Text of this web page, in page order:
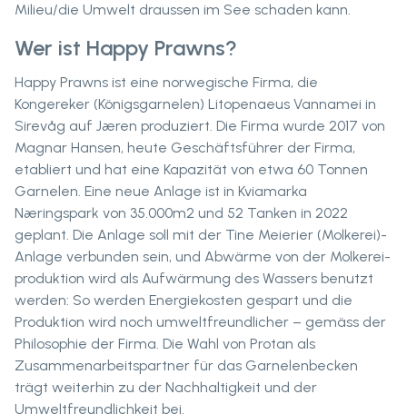
Milieu/die Umwelt draussen im See schaden kann.
Wer ist Happy Prawns?
Happy Prawns ist eine norwegische Firma, die
Kongereker (Königsgarnelen) Litopenaeus Vannamei in
Sirevåg auf Jæren produziert. Die Firma wurde 2017 von
Magnar Hansen, heute Geschäftsführer der Firma,
etabliert und hat eine Kapazität von etwa 60 Tonnen
Garnelen. Eine neue Anlage ist in Kviamarka
Næringspark von 35.000m2 und 52 Tanken in 2022
geplant. Die Anlage soll mit der Tine Meierier (Molkerei)-
Anlage verbunden sein, und Abwärme von der Molkerei-
produktion wird als Aufwärmung des Wassers benutzt
werden: So werden Energiekosten gespart und die
Produktion wird noch umweltfreundlicher – gemäss der
Philosophie der Firma. Die Wahl von Protan als
Zusammenarbeitspartner für das Garnelenbecken
trägt weiterhin zu der Nachhaltigkeit und der
Umweltfreundlichkeit bei.